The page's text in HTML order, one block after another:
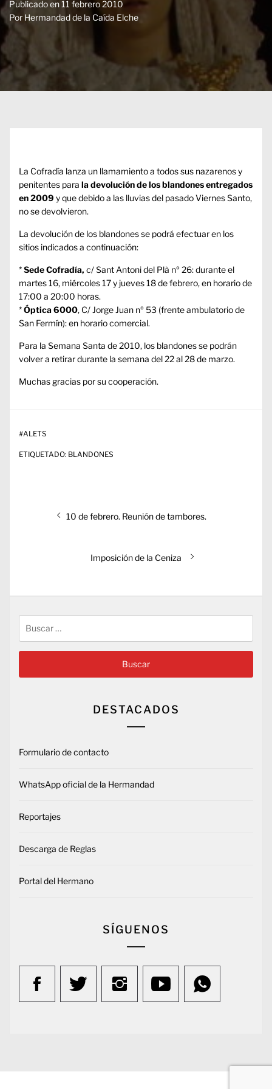
Publicado en11 febrero 2010
Por Hermandad de la Caída Elche
La Cofradía lanza un llamamiento a todos sus nazarenos y
penitentes para la devolución de los blandones entregados
en 2009 y que debido a las lluvias del pasado Viernes Santo,
no se devolvieron.
La devolución de los blandones se podrá efectuar en los
sitios indicados a continuación:
*Sede Cofradía, c/ Sant Antoni del Plà nº 26: durante el
martes 16, miércoles 17 y jueves 18 de febrero, en horario de
17:00 a 20:00 horas.
*Óptica 6000, C/ Jorge Juan nº 53 (frente ambulatorio de
San Fermín): en horario comercial.
Para la Semana Santa de 2010, los blandones se podrán
volver a retirar durante la semana del 22 al 28 de marzo.
Muchas gracias por su cooperación.
#ALETS
ETIQUETADO: BLANDONES
Entrada
10 de febrero. Reunión de tambores.
Entrada
Imposición de la Ceniza
DESTACADOS
Formulario de contacto
WhatsApp oficial de la Hermandad
Reportajes
Descarga de Reglas
Portal del Hermano
SÍGUENOS